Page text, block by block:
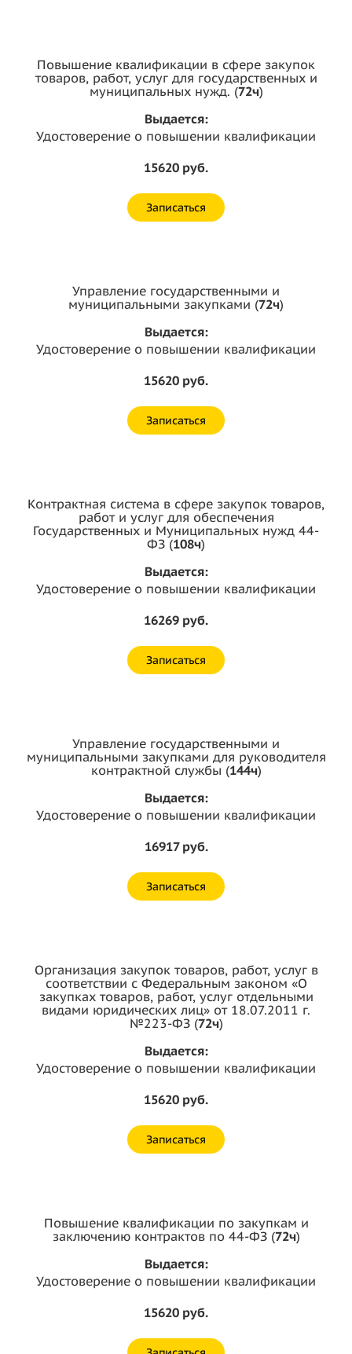
Повышение квалификации в сфере закупок
товаров, работ, услуг для государственных и
муниципальных нужд. (72ч)
Выдается:
Удостоверение о повышении квалификации
15620 руб.
Записаться
Управление государственными и
муниципальными закупками (72ч)
Выдается:
Удостоверение о повышении квалификации
15620 руб.
Записаться
Контрактная система в сфере закупок товаров,
работ и услуг для обеспечения
Государственных и Муниципальных нужд 44-
ФЗ (108ч)
Выдается:
Удостоверение о повышении квалификации
16269 руб.
Записаться
Управление государственными и
муниципальными закупками для руководителя
контрактной службы (144ч)
Выдается:
Удостоверение о повышении квалификации
16917 руб.
Записаться
Организация закупок товаров, работ, услуг в
соответствии с Федеральным законом «О
закупках товаров, работ, услуг отдельными
видами юридических лиц» от 18.07.2011 г.
№223-ФЗ (72ч)
Выдается:
Удостоверение о повышении квалификации
15620 руб.
Записаться
Повышение квалификации по закупкам и
заключению контрактов по 44-ФЗ (72ч)
Выдается:
Удостоверение о повышении квалификации
15620 руб.